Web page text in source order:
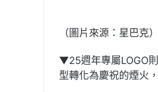
（圖片來源：星巴克）
▼25週年專屬LOGO
型轉化為慶祝的煙火